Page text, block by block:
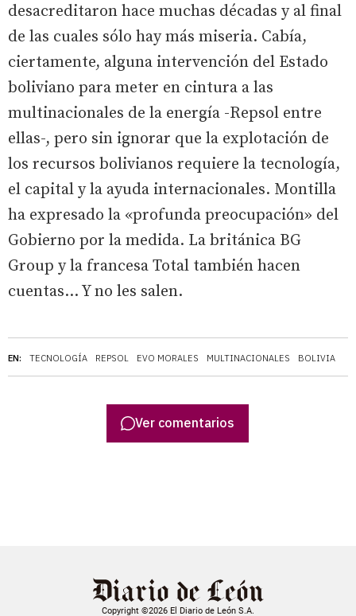
EN: TECNOLOGÍA REPSOL EVO MORALES MULTINACIONALES BOLIVIA
desacreditaron hace muchas décadas y al final
de las cuales sólo hay más miseria. Cabía,
ciertamente, alguna intervención del Estado
boliviano para meter en cintura a las
multinacionales de la energía -Repsol entre
ellas-, pero sin ignorar que la explotación de
los recursos bolivianos requiere la tecnología,
el capital y la ayuda internacionales. Montilla
ha expresado la «profunda preocupación» del
Gobierno por la medida. La británica BG
Group y la francesa Total también hacen
cuentas... Y no les salen.
Ver comentarios
Copyright ©2026 El Diario de León S.A.